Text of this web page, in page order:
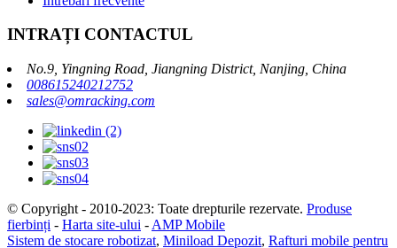
INTRAȚI CONTACTUL
No.9, Yingning Road, Jiangning District, Nanjing, China
008615240212752
sales@omracking.com
© Copyright - 2010-2023: Toate drepturile rezervate. Produse
fierbinți - Harta site-ului - AMP Mobile
Sistem de stocare robotizat, Miniload Depozit, Rafturi mobile pentru